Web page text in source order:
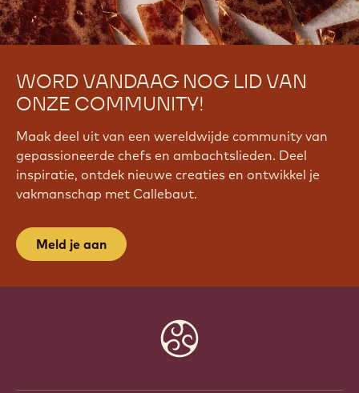
WORD VANDAAG NOG LID VAN
ONZE COMMUNITY!
Maak deel uit van een wereldwijde community van
gepassioneerde chefs en ambachtslieden. Deel
inspiratie, ontdek nieuwe creaties en ontwikkel je
vakmanschap met Callebaut.
Meld je aan